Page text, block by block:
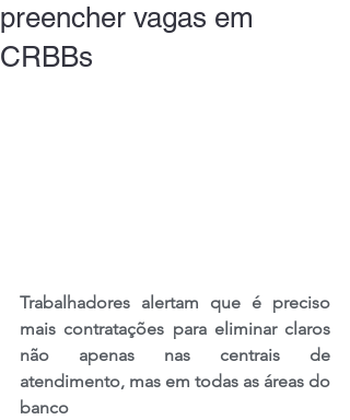
preencher vagas em
CRBBs
Trabalhadores alertam que é preciso
mais contratações para eliminar claros
não apenas nas centrais de
atendimento, mas em todas as áreas do
banco